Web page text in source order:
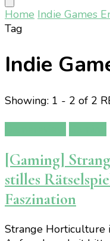
Home Indie Games
Tag
Indie
Showing: 1 - 2 of 2
[Gaming]
stilles
Faszination
Strange Horticulture